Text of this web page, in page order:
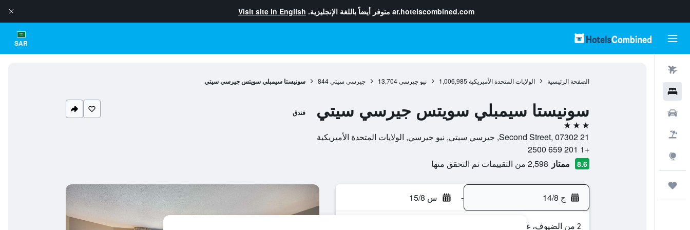
ar.hotelscombined.com متوفر أيضاً باللغة الإنجليزية. Visit site in English
SAR
الصفحة الرئيسية الولايات المتحدة الأميريكية 1,006,985 نيو جيرسي 13,704 جيرسي سيتي 844 سونيستا سيمبلي سويتس جيرسي سيتي
سونيستا سيمبلي سويتس جيرسي سيتي فندق
3 نجوم
21 Second Street, 07302, جيرسي سيتي, نيو جيرسي, الولايات المتحدة الأميريكية
+1 201 659 2500
8.6 ممتاز 2,598 من التقييمات تم التحقق منها
ج 14/8 - س 15/8
2 من الضيوف، غرفة واحدة